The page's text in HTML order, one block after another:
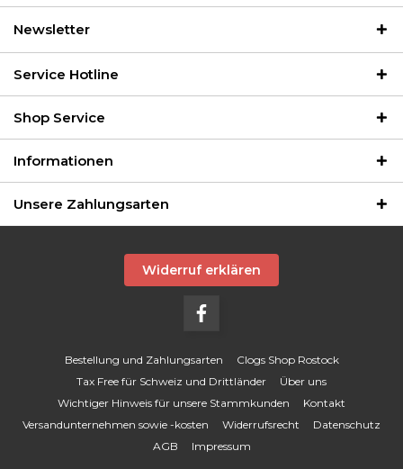
Newsletter
Service Hotline
Shop Service
Informationen
Unsere Zahlungsarten
Widerruf erklären
Bestellung und Zahlungsarten
Clogs Shop Rostock
Tax Free für Schweiz und Drittländer
Über uns
Wichtiger Hinweis für unsere Stammkunden
Kontakt
Versandunternehmen sowie -kosten
Widerrufsrecht
Datenschutz
AGB
Impressum